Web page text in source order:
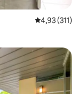
4,93 av 5 i
4,93 (311)